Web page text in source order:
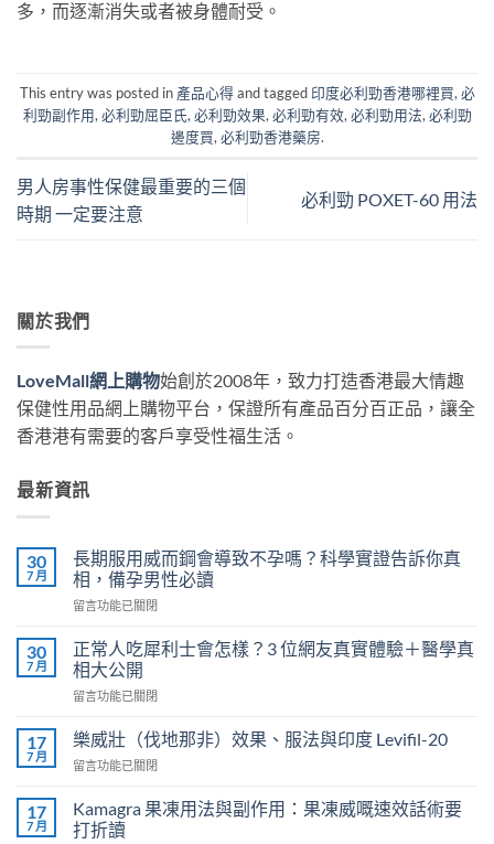
多，而逐漸消失或者被身體耐受。
This entry was posted in 產品心得and tagged 印度必利勁香港哪裡買, 必
利勁副作用, 必利勁屈臣氏, 必利勁效果, 必利勁有效, 必利勁用法, 必利勁
邊度買, 必利勁香港藥房.
男人房事性保健最重要的三個
時期 一定要注意
必利勁 POXET-60 用法
關於我們
LoveMall網上購物始創於2008年，致力打造香港最大情趣
保健性用品網上購物平台，保證所有產品百分百正品，讓全
香港港有需要的客戶享受性福生活。
最新資訊
30
7 月
長期服用威而鋼會導致不孕嗎？科學實證告訴你真
相，備孕男性必讀
在
期
服
用
威
鋼
導
不
孕
留言功能已關閉
30
7 月
正常人吃犀利士會怎樣？3 位網友真實體驗＋醫學真
相大公開
在
常
人
吃
利
士
留言功能已關閉
17
7 月
樂威壯（伐地那非）效果、服法與印度 Levifil-20
在
威
壯
（伐
留言功能已關閉
17
7 月
Kamagra 果凍用法與副作用：果凍威嘅速效話術要
打折讀